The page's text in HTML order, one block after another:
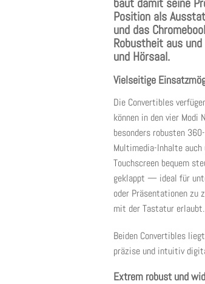
Position als
und das
Robustheit aus
und Hörsaal.
Vielseitige
Die Convertibles
können in den vier Modi
besonders robusten
Multimedia-Inhalte
Touchscreen bequem
geklappt — ideal für
oder Präsentationen zu
mit der Tastatur erlaubt.
Beiden Convertibles
präzise und intuitiv
Extrem robust und